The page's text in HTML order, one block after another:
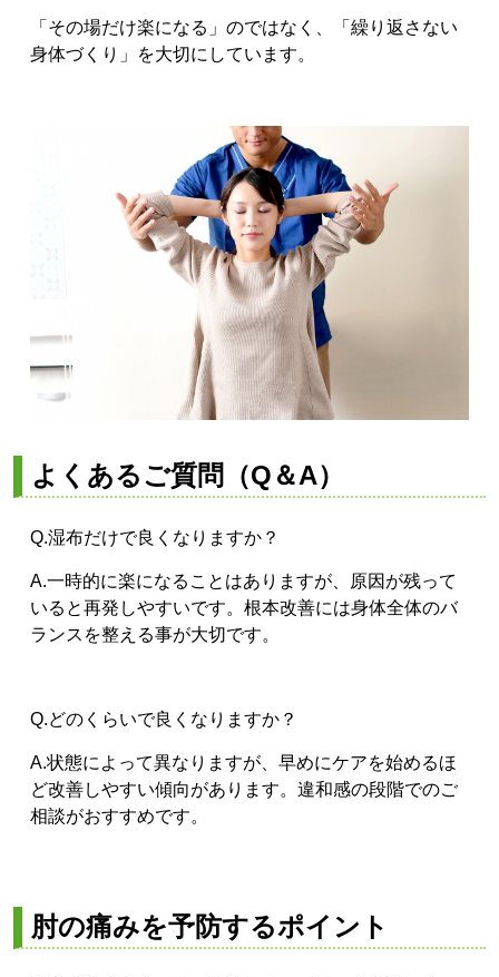
「その場だけ楽になる」のではなく、「繰り返さない
身体づくり」を大切にしています。
よくあるご質問（Q＆A）
Q.湿布だけで良くなりますか？
A.一時的に楽になることはありますが、原因が残って
いると再発しやすいです。根本改善には身体全体のバ
ランスを整える事が大切です。
Q.どのくらいで良くなりますか？
A.状態によって異なりますが、早めにケアを始めるほ
ど改善しやすい傾向があります。違和感の段階でのご
相談がおすすめです。
肘の痛みを予防するポイント